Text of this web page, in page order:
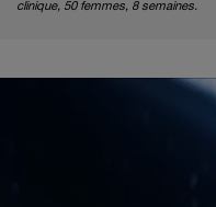
clinique, 50 femmes, 8 semaines.